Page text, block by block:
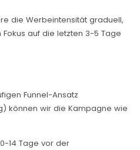
die Werbeintensität graduell,
auf die letzten 3-5 Tage
Funnel-Ansatz
können wir die Kampagne wie
14 Tage vor der